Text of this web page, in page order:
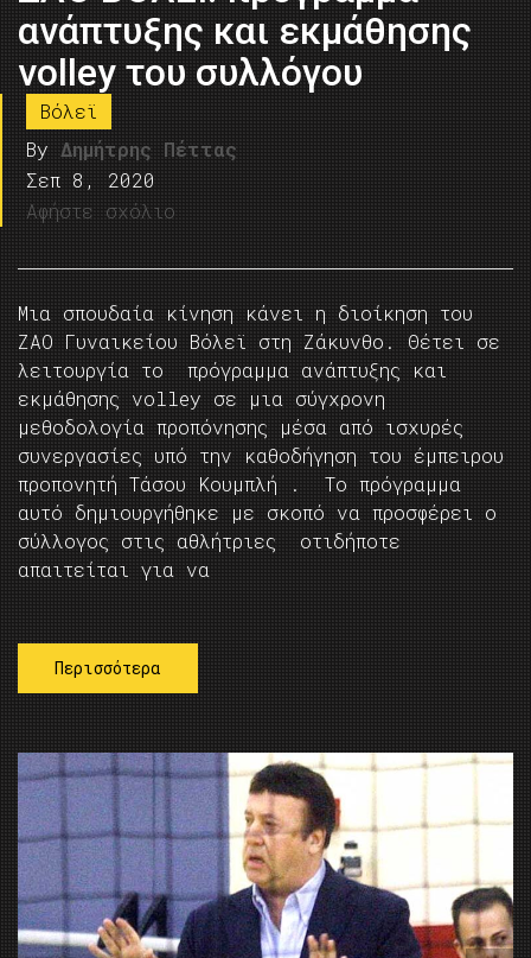
ανάπτυξης και εκμάθησης
volley του συλλόγου
Βόλεϊ
By Δημήτρης Πέττας
Σεπ 8, 2020
Αφήστε σχόλιο
Μια σπουδαία κίνηση κάνει η διοίκηση του
ΖΑΟ Γυναικείου Βόλεϊ στη Ζάκυνθο. Θέτει σε
λειτουργία το πρόγραμμα ανάπτυξης και
εκμάθησης volley σε μια σύγχρονη
μεθοδολογία προπόνησης μέσα από ισχυρές
συνεργασίες υπό την καθοδήγηση του έμπειρου
προπονητή Τάσου Κουμπλή . Το πρόγραμμα
αυτό δημιουργήθηκε με σκοπό να προσφέρει ο
σύλλογος στις αθλήτριες οτιδήποτε
απαιτείται για να
Περισσότερα